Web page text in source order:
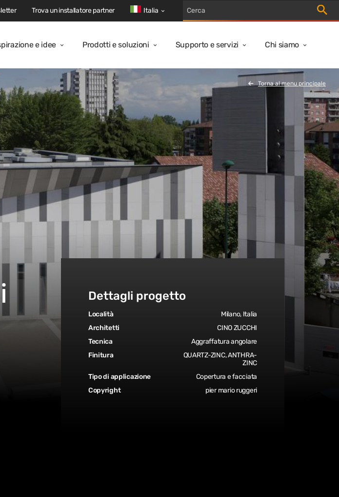
e idee Prodotti e soluzioni Supporto e servizi Chi siamo
Trova un installatore partner Italia Avvia
Torna al menu principale
Dettagli progetto
Località
Milano, Italia
Architetti
CINO ZUCCHI
Tecnica
Aggraffatura angolare
Finitura
QUARTZ-ZINC, ANTHRA-
ZINC
Tipo di applicazione
Copertura e facciata
Copyright
pier mario ruggeri